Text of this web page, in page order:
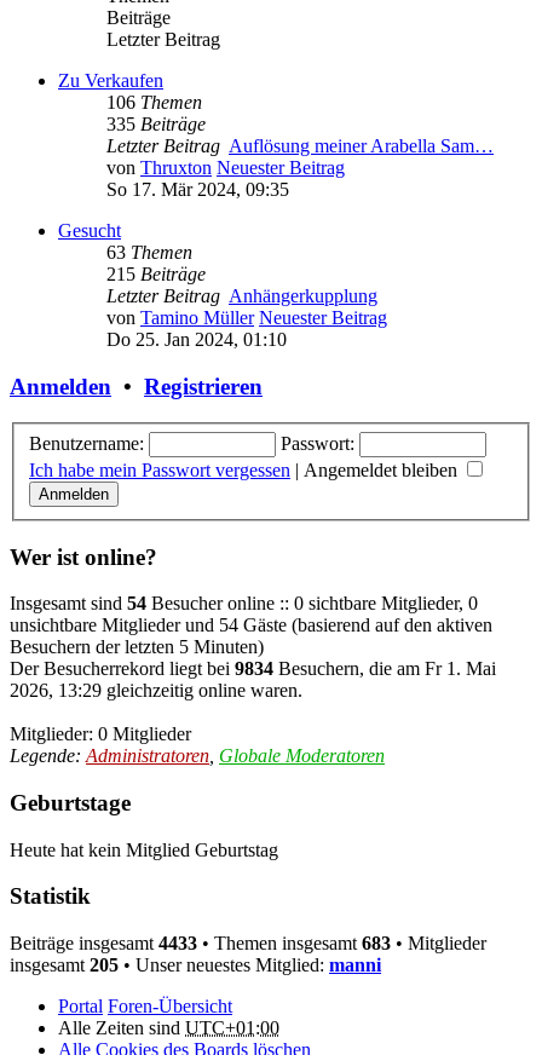
Beiträge
Letzter Beitrag
Zu Verkaufen
106 Themen
335 Beiträge
Letzter Beitrag Auflösung meiner Arabella Sam…
von Thruxton Neuester Beitrag
So 17. Mär 2024, 09:35
Gesucht
63 Themen
215 Beiträge
Letzter Beitrag Anhängerkupplung
von Tamino Müller Neuester Beitrag
Do 25. Jan 2024, 01:10
Anmelden • Registrieren
Benutzername:
Passwort:
Ich habe mein Passwort vergessen | Angemeldet bleiben
Wer ist online?
Insgesamt sind 54 Besucher online :: 0 sichtbare Mitglieder, 0
unsichtbare Mitglieder und 54 Gäste (basierend auf den aktiven
Besuchern der letzten 5 Minuten)
Der Besucherrekord liegt bei 9834 Besuchern, die am Fr 1. Mai
2026, 13:29 gleichzeitig online waren.
Mitglieder: 0 Mitglieder
Legende: Administratoren Globale Moderatoren
Geburtstage
Heute hat kein Mitglied Geburtstag
Statistik
Beiträge insgesamt 4433 • Themen insgesamt 683 • Mitglieder
insgesamt 205 • Unser neuestes Mitglied: manni
Portal Foren-Übersicht
Alle Zeiten sind UTC+01:00
Alle Cookies des Boards löschen